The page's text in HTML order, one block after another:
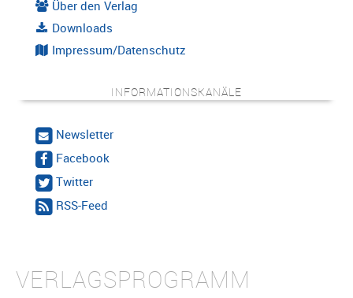
Über den Verlag
Downloads
Impressum/Datenschutz
INFORMATIONSKANÄLE
Newsletter
Facebook
Twitter
RSS-Feed
VERLAGSPROGRAMM